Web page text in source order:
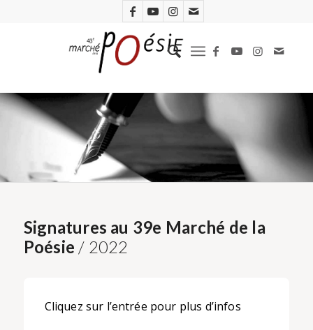
Signatures au 39e Marché de la
Poésie / 2022
Cliquez sur l’entrée pour plus d’infos